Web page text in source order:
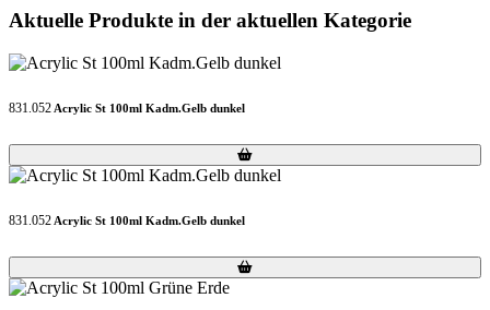
Aktuelle Produkte in der aktuellen Kategorie
831.052 Acrylic St 100ml Kadm.Gelb dunkel
Loading...
Loading...
831.052 Acrylic St 100ml Kadm.Gelb dunkel
Loading...
Loading...